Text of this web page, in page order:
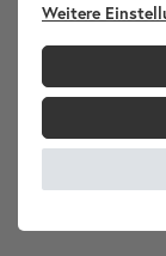
Ihr
Weitere